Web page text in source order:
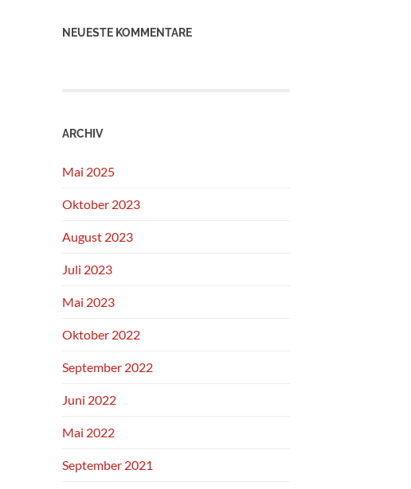
NEUESTE KOMMENTARE
ARCHIV
Mai 2025
Oktober 2023
August 2023
Juli 2023
Mai 2023
Oktober 2022
September 2022
Juni 2022
Mai 2022
September 2021